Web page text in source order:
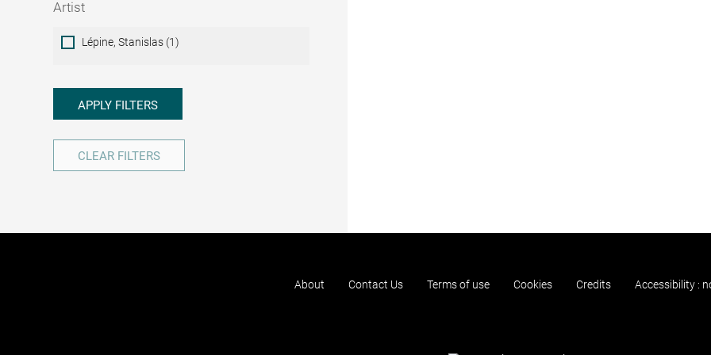
Artist
ArtistLépine, Stanislas (1)
APPLY FILTERS
CLEAR FILTERS
About Contact Us Terms of use Cookies Credits Accessibility :